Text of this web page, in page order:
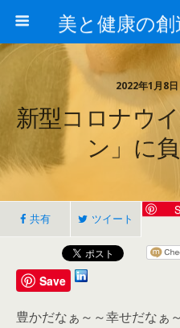
2022年1月8
新型コロナウ
ン」に
共有 ツイート
Save
豊かだなぁ～～幸せだなぁ